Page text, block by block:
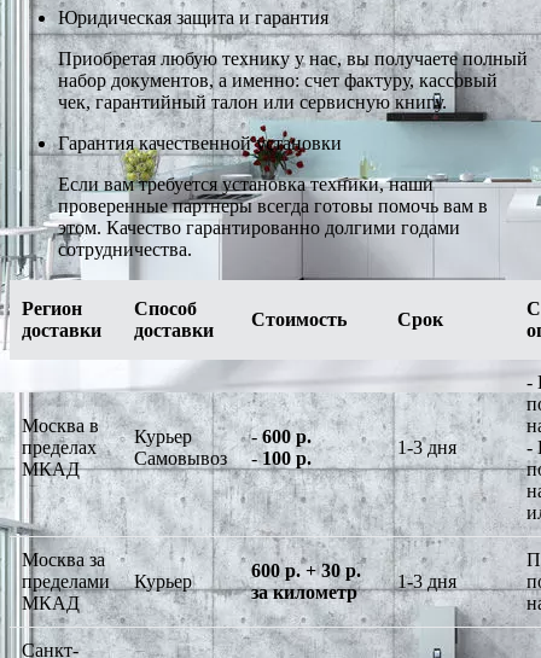
Юридическая защита и гарантия
Приобретая любую технику у нас, вы получаете полный
набор документов, а именно: счет фактуру, кассовый
чек, гарантийный талон или сервисную книгу.
Гарантия качественной установки
Если вам требуется установка техники, наши
проверенные партнеры всегда готовы помочь вам в
этом. Качество гарантированно долгими годами
сотрудничества.
Регион
доставки
Способ
доставки
Стоимость Срок
Москва в
пределах
МКАД
Курьер
Самовывоз
-600 р.
-100 р.
1-3 дня
-
-
Москва за
пределами
МКАД
Курьер
600 р. + 30 р.
за километр
1-3 дня
Санкт-